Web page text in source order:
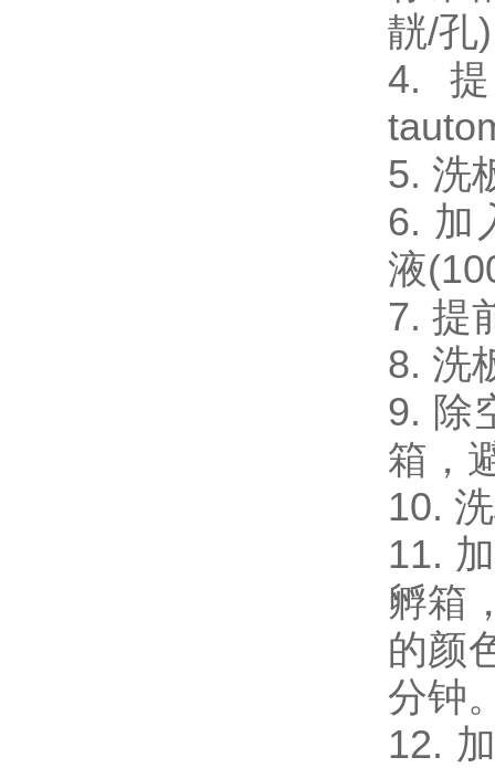
靗/孔
4.
5. 洗
6. 加
液
7. 提
8. 洗
9. 除
箱，
10.
11.
孵箱
的颜
分钟
12.